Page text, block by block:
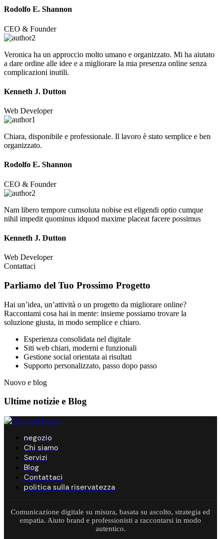
Rodolfo E. Shannon
CEO & Founder
Veronica ha un approccio molto umano e organizzato. Mi ha aiutato
a dare ordine alle idee e a migliorare la mia presenza online senza
complicazioni inutili.
Kenneth J. Dutton
Web Developer
Chiara, disponibile e professionale. Il lavoro è stato semplice e ben
organizzato.
Rodolfo E. Shannon
CEO & Founder
Nam libero tempore cumsoluta nobise est eligendi optio cumque
nihil impedit quominus idquod maxime placeat facere possimus
Kenneth J. Dutton
Web Developer
Contattaci
Parliamo del Tuo Prossimo Progetto
Hai un’idea, un’attività o un progetto da migliorare online?
Raccontami cosa hai in mente: insieme possiamo trovare la
soluzione giusta, in modo semplice e chiaro.
Esperienza consolidata nel digitale
Siti web chiari, moderni e funzionali
Gestione social orientata ai risultati
Supporto personalizzato, passo dopo passo
Nuovo e blog
Ultime notizie e Blog
negozio
Chi siamo
Servizi
Blog
Contattaci
politica sulla riservatezza
Comunicazione digitale su misura, basata su ascolto, strategia ed
empatia. Aiuto brand e professionisti a raccontarsi in modo
autentico.